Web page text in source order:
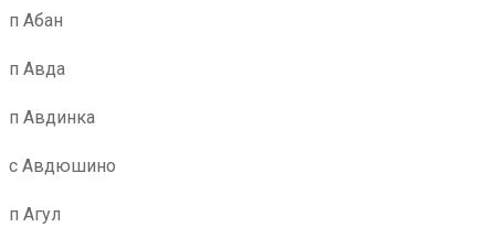
п Абан
п Авда
п Авдинка
с Авдюшино
п Агул